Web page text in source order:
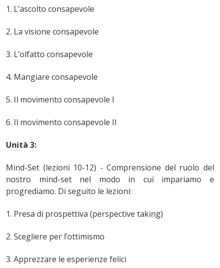
1. L’ascolto consapevole
2. La visione consapevole
3. L’olfatto consapevole
4. Mangiare consapevole
5. Il movimento consapevole I
6. Il movimento consapevole II
Unità 3:
Mind-Set (lezioni 10-12) - Comprensione del ruolo del
nostro mind-set nel modo in cui impariamo e
progrediamo. Di seguito le lezioni:
1. Presa di prospettiva (perspective taking)
2. Scegliere per l’ottimismo
3. Apprezzare le esperienze felici